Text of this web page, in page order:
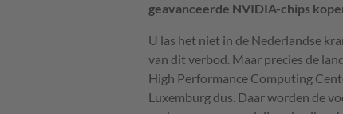
geavanceerde NVIDIA-chips
U las het niet in de Nederlandse
van dit verbod. Maar precies de
High Performance Computing
Luxemburg dus. Daar worden de